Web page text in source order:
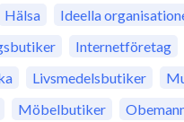
Hälsa Ideella
Internetföretag
Livsmedelsbutiker
Möbelbutiker